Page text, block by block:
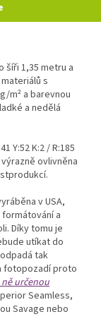
1,35 metru a
s
m² a barevnou
a nedělá
Y:52 K:2 / R:185
ovlivněna
v USA,
a
Díky tomu je
utíkat do
tak
fotopozadí proto
určenou
Seamless,
Savage nebo